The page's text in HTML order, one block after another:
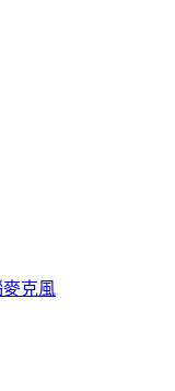
克風